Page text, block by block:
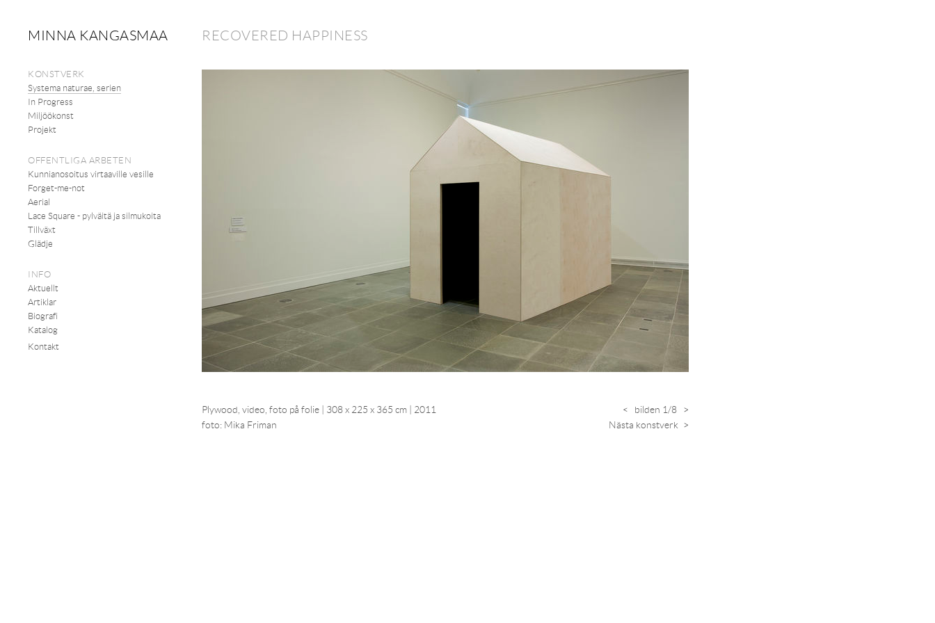
MINNA KANGASMAA
KONSTVERK
Systema naturae, serien
In Progress
Miljöökonst
Projekt
OFFENTLIGA ARBETEN
Kunnianosoitus virtaaville vesille
Forget-me-not
Aerial
Lace Square - pylväitä ja silmukoita
Tillväxt
Glädje
INFO
Aktuellt
Artiklar
Biografi
Katalog
Kontakt
RECOVERED HAPPINESS
Plywood, video, foto på folie | 308 x 225 x 365 cm | 2011
foto: Mika Friman
< bilden 1/8 >
Nästa konstverk >